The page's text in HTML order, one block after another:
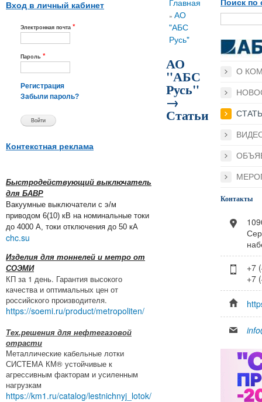
Вход в личный кабинет
Электронная почта *
Пароль *
Регистрация
Забыли пароль?
Контекстная реклама
Быстродействующий выключатель
для БАВР
Вакуумные выключатели с э/м
приводом 6(10) кВ на номинальные токи
до 4000 А, токи отключения до 50 кА
chc.su
Изделия для тоннелей и метро от
СОЭМИ
КП за 1 день. Гарантия высокого
качества и оптимальных цен от
российского производителя.
https://soemi.ru/product/metropoliten/
Тех.решения для нефтегазовой
отрасти
Металлические кабельные лотки
СИСТЕМА КМ® устойчивые к
агрессивным факторам и усиленным
нагрузкам
https://km1.ru/catalog/lestnichnyj_lotok/
Вы здесь
Главная
» АО
"АБС
Русь"
АО
"АБС
Русь"
→
Статьи
Поиск по
О
Контакты
+7
+7